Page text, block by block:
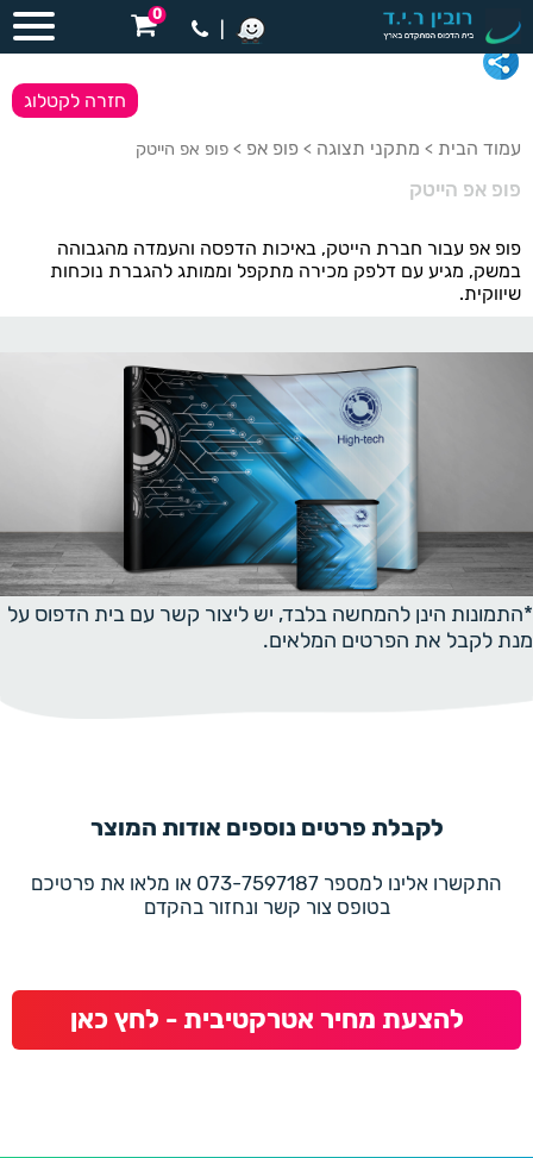
0
עמוד הבית > מתקני תצוגה > פופ אפ > פופ אפ הייטק
פופ אפ הייטק
חזרה לקטלוג
פופ אפ עבור חברת הייטק, באיכות הדפסה והעמדה מהגבוהה
במשק, מגיע עם דלפק מכירה מתקפל וממותג להגברת נוכחות
שיווקית.
*התמונות הינן להמחשה בלבד, יש ליצור קשר עם בית הדפוס על
מנת לקבל את הפרטים המלאים.
לקבלת פרטים נוספים אודות המוצר
התקשרו אלינו למספר 073-7597187 או מלאו את פרטיכם
בטופס צור קשר ונחזור בהקדם
להצעת מחיר אטרקטיבית - לחץ כאן